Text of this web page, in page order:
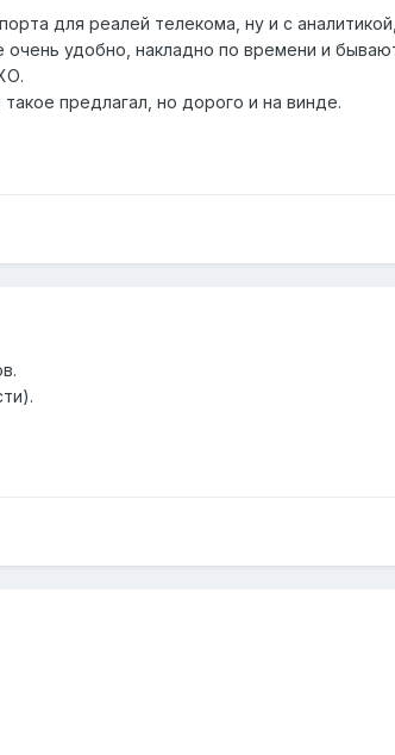
для реалей телекома, ну и с
удобно, накладно по времени и
предлагал, но дорого и на винде.